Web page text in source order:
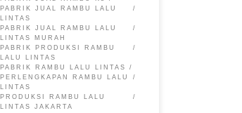
PABRIK JUAL RAMBU LALU
LINTAS
PABRIK JUAL RAMBU LALU
LINTAS MURAH
PABRIK PRODUKSI RAMBU
LALU LINTAS
PABRIK RAMBU LALU LINTAS
PERLENGKAPAN RAMBU LALU
LINTAS
PRODUKSI RAMBU LALU
LINTAS JAKARTA